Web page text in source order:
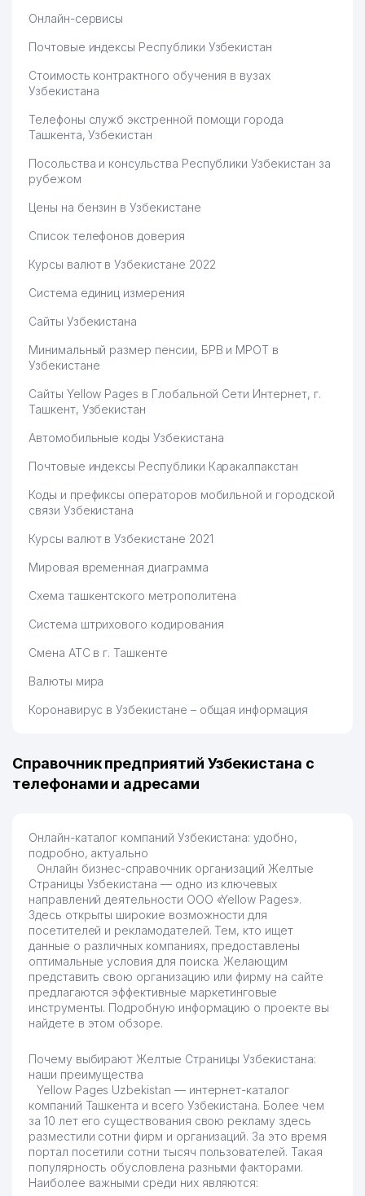
Онлайн-сервисы
Почтовые индексы Республики Узбекистан
Стоимость контрактного обучения в вузах
Узбекистана
Телефоны служб экстренной помощи города
Ташкента, Узбекистан
Посольства и консульства Республики Узбекистан за
рубежом
Цены на бензин в Узбекистане
Список телефонов доверия
Курсы валют в Узбекистане 2022
Система единиц измерения
Сайты Узбекистана
Минимальный размер пенсии, БРВ и МРОТ в
Узбекистане
Сайты Yellow Pages в Глобальной Сети Интернет, г.
Ташкент, Узбекистан
Автомобильные коды Узбекистана
Почтовые индексы Республики Каракалпакстан
Коды и префиксы операторов мобильной и городской
связи Узбекистана
Курсы валют в Узбекистане 2021
Мировая временная диаграмма
Схема ташкентского метрополитена
Система штрихового кодирования
Смена АТС в г. Ташкенте
Валюты мира
Коронавирус в Узбекистане – общая информация
Справочник предприятий Узбекистана с
телефонами и адресами
Онлайн-каталог компаний Узбекистана: удобно,
подробно, актуально
Онлайн бизнес-справочник организаций Желтые
Страницы Узбекистана — одно из ключевых
направлений деятельности OOO «Yellow Pages».
Здесь открыты широкие возможности для
посетителей и рекламодателей. Тем, кто ищет
данные о различных компаниях, предоставлены
оптимальные условия для поиска. Желающим
представить свою организацию или фирму на сайте
предлагаются эффективные маркетинговые
инструменты. Подробную информацию о проекте вы
найдете в этом обзоре.
Почему выбирают Желтые Страницы Узбекистана:
наши преимущества
Yellow Pages Uzbekistan — интернет-каталог
компаний Ташкента и всего Узбекистана. Более чем
за 10 лет его существования свою рекламу здесь
разместили сотни фирм и организаций. За это время
портал посетили сотни тысяч пользователей. Такая
популярность обусловлена разными факторами.
Наиболее важными среди них являются: